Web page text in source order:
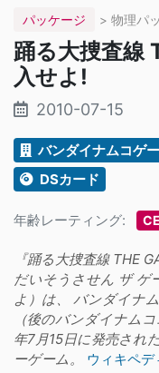
パッケージ > 物理パ
踊る大捜査線
入せよ!
2010-07-15
バンダイナムコゲ
DSカード
年齢レーティング:
『踊る大捜査線 THE
だいそうさせん ザ ゲ
よ）は、 バンダイナ
（後のバンダイナム
年7月15日に発売され
ーゲーム。
ウィキペデ